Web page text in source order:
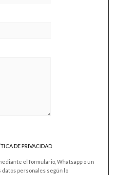
DE PRIVACIDAD
el formulario, Whatsapp o un
personales según lo